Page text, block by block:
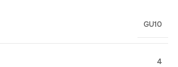
GU10
4